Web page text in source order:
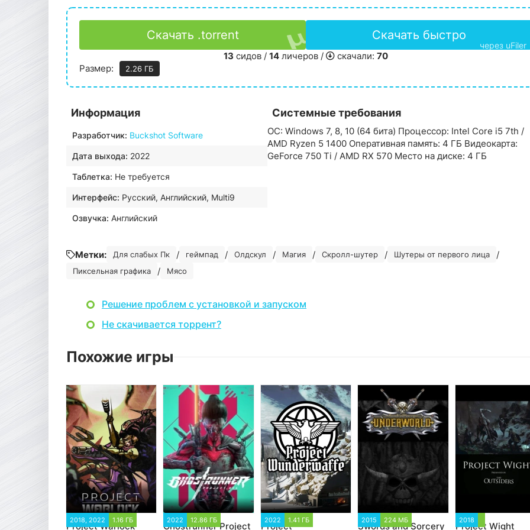
Скачать .torrent Скачать быстро
через uFiler
13 сидов / 14 личеров / скачали: 70
Размер:
2.26 ГБ
Информация
Разработчик: Buckshot Software
Дата выхода: 2022
Таблетка: Не требуется
Интерфейс: Русский, Английский, Multi9
Озвучка: Английский
Системные требования
ОС: Windows 7, 8, 10 (64 бита) Процессор: Intel Core i5 7th /
AMD Ryzen 5 1400 Оперативная память: 4 ГБ Видеокарта:
GeForce 750 Ti / AMD RX 570 Место на диске: 4 ГБ
Метки: Для слабых Пк / геймпад / Олдскул / Магия / Скролл-шутер / Шутеры от первого лица /
Пиксельная графика / Мясо
Решение проблем с установкой и запуском
Не скачивается торрент?
Похожие игры
2018, 2022 1.16 ГБ
Project Warlock
2022 12.86 ГБ
Ghostrunner Project
2022 1.41 ГБ
Project
2015 224 МБ
Swords and Sorcery
2018
Project Wight